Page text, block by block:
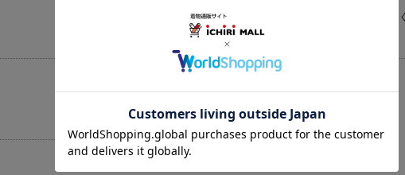
（お仕立てをする場合は約50日※確認事項がな
ムーズに進行した際の目安）